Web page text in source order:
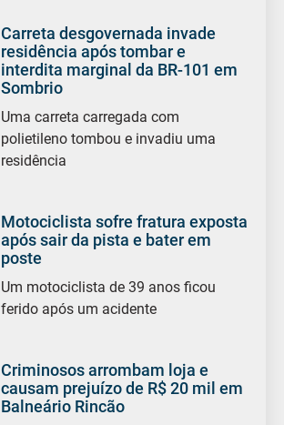
Carreta desgovernada invade
residência após tombar e
interdita marginal da BR-101 em
Sombrio
Uma carreta carregada com
polietileno tombou e invadiu uma
residência
Motociclista sofre fratura exposta
após sair da pista e bater em
poste
Um motociclista de 39 anos ficou
ferido após um acidente
Criminosos arrombam loja e
causam prejuízo de R$ 20 mil em
Balneário Rincão